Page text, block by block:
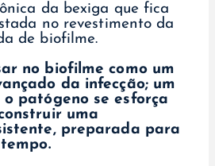
da bexiga que fica
no revestimento da
de biofilme.
no biofilme como um
da infecção; um
patógeno se esforça
uma
preparada para